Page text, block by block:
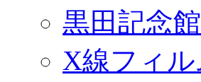
黒田記念
X線フィ